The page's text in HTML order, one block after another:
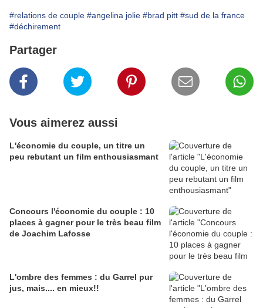
#relations de couple #angelina jolie #brad pitt #sud de la france
#déchirement
Partager
Vous aimerez aussi
L'économie du couple, un titre un
peu rebutant un film enthousiasmant
Concours l'économie du couple : 10
places à gagner pour le très beau film
de Joachim Lafosse
L'ombre des femmes : du Garrel pur
jus, mais.... en mieux!!